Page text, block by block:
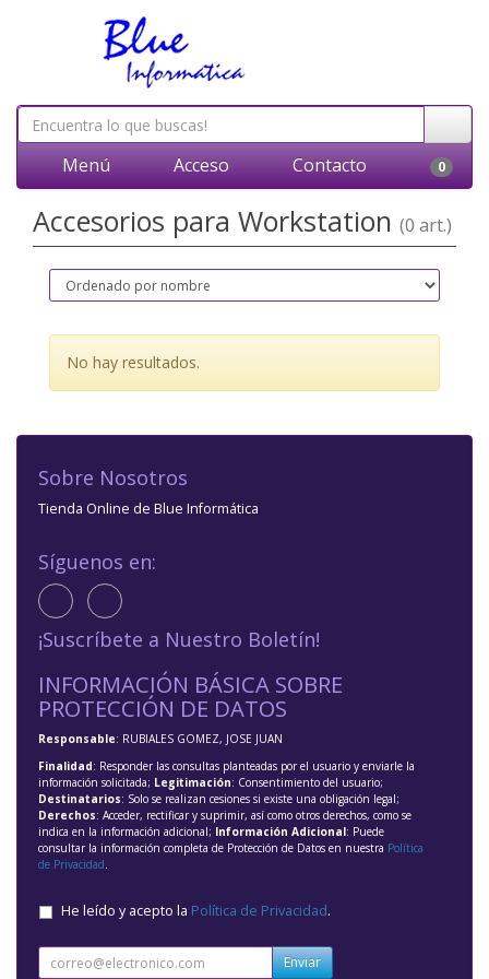
Menú Acceso Contacto 0
Accesorios para Workstation (0 art.)
No hay resultados.
Sobre Nosotros
Tienda Online de Blue Informática
Síguenos en:
¡Suscríbete a Nuestro Boletín!
INFORMACIÓN BÁSICA SOBRE
PROTECCIÓN DE DATOS
Responsable: RUBIALES GOMEZ, JOSE JUAN
Finalidad: Responder las consultas planteadas por el usuario y enviarle la
información solicitada; Legitimación: Consentimiento del usuario;
Destinatarios: Solo se realizan cesiones si existe una obligación legal;
Derechos: Acceder, rectificar y suprimir, así como otros derechos, como se
indica en la información adicional; Información Adicional: Puede
consultar la información completa de Protección de Datos en nuestra Política
de Privacidad.
He leído y acepto la Política de Privacidad.
Enviar